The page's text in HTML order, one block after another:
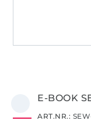
E-BOOK
ART.NR.: